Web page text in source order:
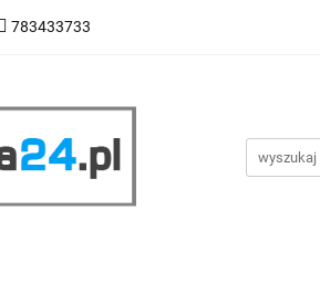
783433733
Łazienka
Wyprzedaż WYCENA ZESTAWÓW